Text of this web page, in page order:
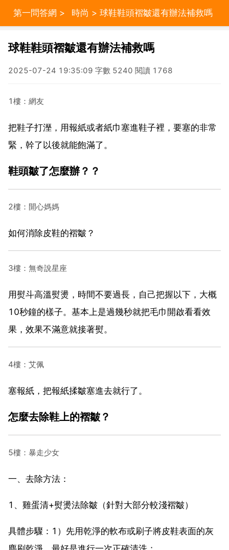
第一問答網 > 時尚 > 球鞋鞋頭褶皺還有辦法補救嗎
球鞋鞋頭褶皺還有辦法補救嗎
2025-07-24 19:35:09 字數 5240 閱讀 1768
1樓：網友
把鞋子打溼，用報紙或者紙巾塞進鞋子裡，要塞的非常
緊，幹了以後就能飽滿了。
鞋頭皺了怎麼辦？？
2樓：開心媽媽
如何消除皮鞋的褶皺？
3樓：無奇說星座
用熨斗高溫熨燙，時間不要過長，自己把握以下，大概
10秒鐘的樣子。基本上是過幾秒就把毛巾開啟看看效
果，效果不滿意就接著熨。
4樓：艾佩
塞報紙，把報紙揉皺塞進去就行了。
怎麼去除鞋上的褶皺？
5樓：暴走少女
一、去除方法：
1、雞蛋清+熨燙法除皺（針對大部分較淺褶皺）
具體步驟：1）先用乾淨的軟布或刷子將皮鞋表面的灰